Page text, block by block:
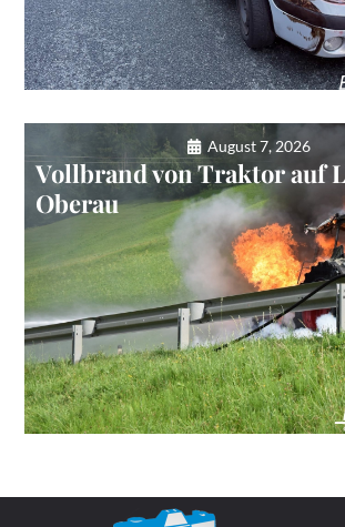
August 7, 2026
Vollbrand von Traktor auf
Oberau